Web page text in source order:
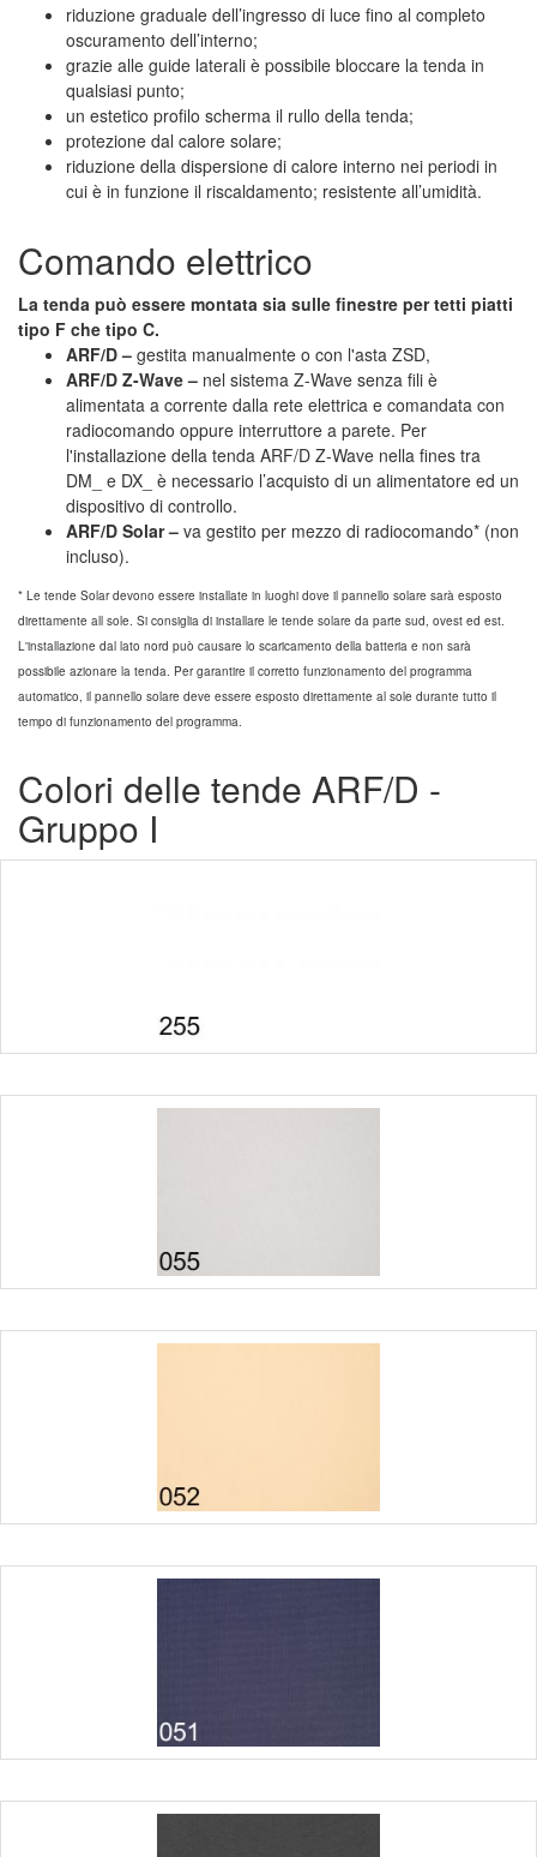
riduzione graduale dell’ingresso di luce fino al completo
oscuramento dell’interno;
grazie alle guide laterali è possibile bloccare la tenda in
qualsiasi punto;
un estetico profilo scherma il rullo della tenda;
protezione dal calore solare;
riduzione della dispersione di calore interno nei periodi in
cui è in funzione il riscaldamento; resistente all’umidità.
Comando elettrico
La tenda può essere montata sia sulle finestre per tetti piatti
tipo F che tipo C.
ARF/D – gestita manualmente o con l'asta ZSD,
ARF/D Z-Wave – nel sistema Z-Wave senza fili è
alimentata a corrente dalla rete elettrica e comandata con
radiocomando oppure interruttore a parete. Per
l'installazione della tenda ARF/D Z-Wave nella fines tra
DM_ e DX_ è necessario l’acquisto di un alimentatore ed un
dispositivo di controllo.
ARF/D Solar – va gestito per mezzo di radiocomando* (non
incluso).
* Le tende Solar devono essere installate in luoghi dove il pannello solare sarà esposto
direttamente all sole. Si consiglia di installare le tende solare da parte sud, ovest ed est.
L'installazione dal lato nord può causare lo scaricamento della batteria e non sarà
possibile azionare la tenda. Per garantire il corretto funzionamento del programma
automatico, il pannello solare deve essere esposto direttamente al sole durante tutto il
tempo di funzionamento del programma.
Colori delle tende ARF/D -
Gruppo I